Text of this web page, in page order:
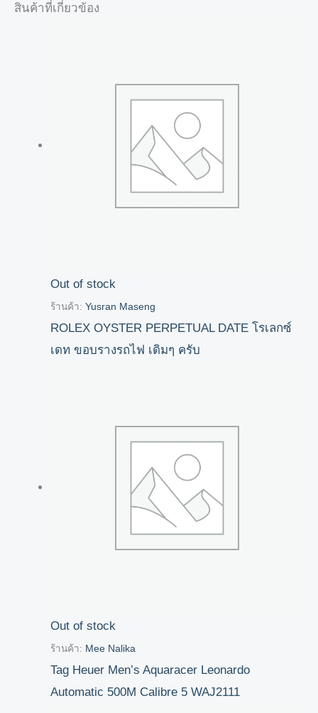
สินค้าที่เกี่ยวข้อง
Out of stock
ร้านค้า: Yusran Maseng
ROLEX OYSTER PERPETUAL DATE โรเลกซ์
เดท ขอบรางรถไฟ เดิมๆ ครับ
Out of stock
ร้านค้า: Mee Nalika
Tag Heuer Men’s Aquaracer Leonardo
Automatic 500M Calibre 5 WAJ2111